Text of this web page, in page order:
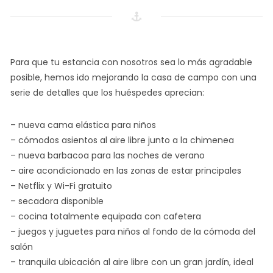
Para que tu estancia con nosotros sea lo más agradable
posible, hemos ido mejorando la casa de campo con una
serie de detalles que los huéspedes aprecian:
– nueva cama elástica para niños
– cómodos asientos al aire libre junto a la chimenea
– nueva barbacoa para las noches de verano
– aire acondicionado en las zonas de estar principales
– Netflix y Wi-Fi gratuito
– secadora disponible
– cocina totalmente equipada con cafetera
– juegos y juguetes para niños al fondo de la cómoda del
salón
– tranquila ubicación al aire libre con un gran jardín, ideal